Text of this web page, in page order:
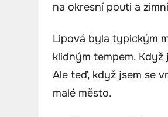
na okresní pouti a
Lipová byla typickým
klidným tempem.
Ale teď, když jsem se
malé město.